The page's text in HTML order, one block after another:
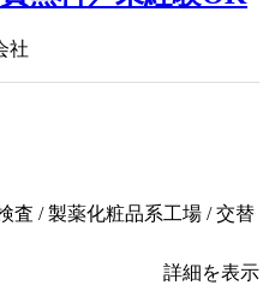
社
査 / 製薬化粧品系工場 / 交替
詳細を表示